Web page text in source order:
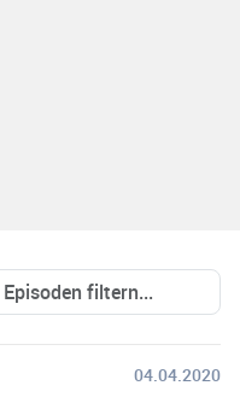
04.04.2020